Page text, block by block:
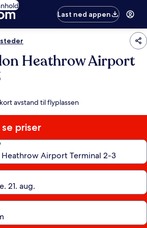
Last ned appen
Heathrow Airport
avstand til flyplassen
priser